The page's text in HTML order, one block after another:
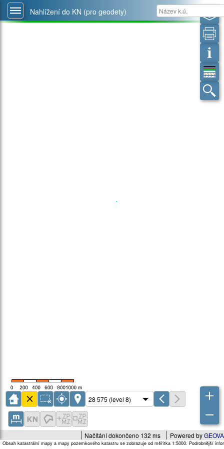
Nahlížení do KN (pro geodety)
Powered by
Načítání dokončeno 132 ms
Obsah katastrální mapy a mapy pozemkového katastru se zobrazuje od měřítka 1:5000. Podrobnější